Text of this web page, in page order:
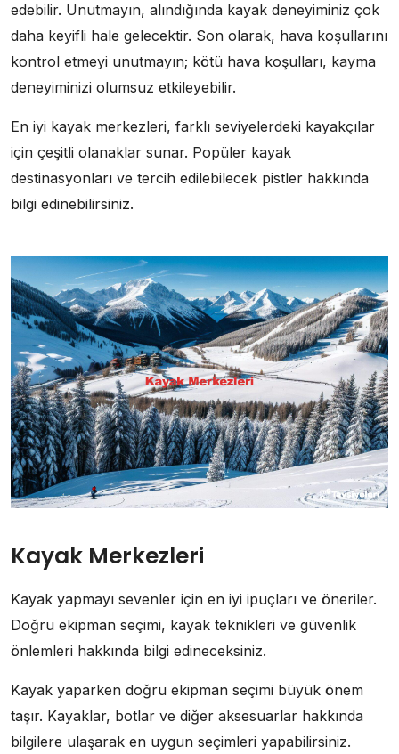
edebilir. Unutmayın, alındığında kayak deneyiminiz çok
daha keyifli hale gelecektir. Son olarak, hava koşullarını
kontrol etmeyi unutmayın; kötü hava koşulları, kayma
deneyiminizi olumsuz etkileyebilir.
En iyi kayak merkezleri, farklı seviyelerdeki kayakçılar
için çeşitli olanaklar sunar. Popüler kayak
destinasyonları ve tercih edilebilecek pistler hakkında
bilgi edinebilirsiniz.
Kayak Merkezleri
Kayak yapmayı sevenler için en iyi ipuçları ve öneriler.
Doğru ekipman seçimi, kayak teknikleri ve güvenlik
önlemleri hakkında bilgi edineceksiniz.
Kayak yaparken doğru ekipman seçimi büyük önem
taşır. Kayaklar, botlar ve diğer aksesuarlar hakkında
bilgilere ulaşarak en uygun seçimleri yapabilirsiniz.